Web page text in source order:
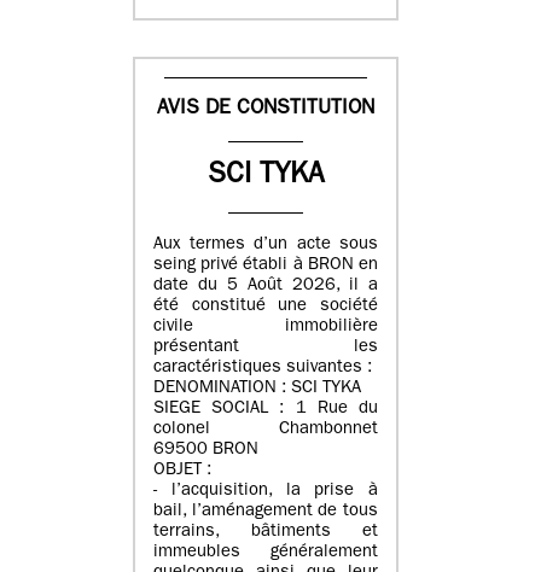
AVIS DE CONSTITUTION
SCI TYKA
Aux termes d’un acte sous
seing privé établi à BRON en
date du 5 Août 2026, il a
été constitué une société
civile immobilière
présentant les
caractéristiques suivantes :
DENOMINATION : SCI TYKA
SIEGE SOCIAL : 1 Rue du
colonel Chambonnet
69500 BRON
OBJET :
- l’acquisition, la prise à
bail, l’aménagement de tous
terrains, bâtiments et
immeubles généralement